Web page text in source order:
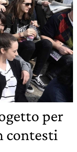
per
contesti